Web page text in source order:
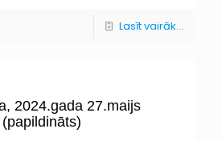
Lasīt vairāk...
2024.gada 27.maijs
(papildināts)